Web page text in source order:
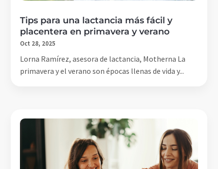
Tips para una lactancia más fácil y
placentera en primavera y verano
Oct 28, 2025
Lorna Ramírez, asesora de lactancia, Motherna La
primavera y el verano son épocas llenas de vida y...